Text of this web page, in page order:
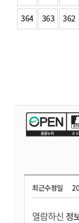
364
363 362
최근수정일
열람하신 정